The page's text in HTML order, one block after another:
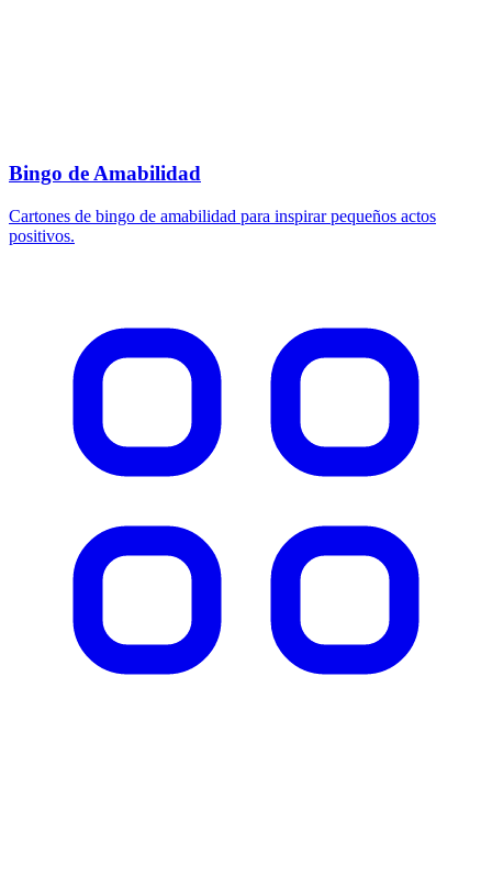
Bingo de Amabilidad
Cartones de bingo de amabilidad para inspirar pequeños actos
positivos.